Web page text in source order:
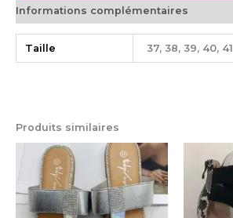
Informations complémentaires
Taille 37, 38, 39, 40, 41
Produits similaires
Ce
produit
a
plusieurs